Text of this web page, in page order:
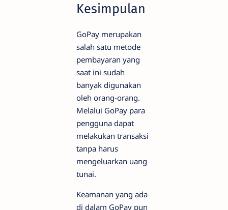
Kesimpulan
GoPay merupakan
salah satu metode
pembayaran yang
saat ini sudah
banyak digunakan
oleh orang-orang.
Melalui GoPay para
pengguna dapat
melakukan transaksi
tanpa harus
mengeluarkan uang
tunai.
Keamanan yang ada
di dalam GoPay pun